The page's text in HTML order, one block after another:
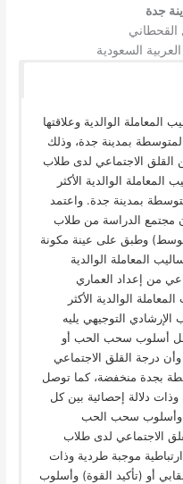
جدة
القحطاني
السعودية
الوالدية وعلاقتها
بمدينة جدة، وذلك
الاجتماعي لدى طلاب
الوالدية الأكثر
بمدينة جدة. واعتمد
مجتمع الدراسة من طلاب
وطبق على عينة مكونة
المعاملة الوالدية
من إعداد العماري
الوالدية الأكثر
التوجيهي يليه
حل أسلوب سحب الحب أو
درجة القلق الاجتماعي
بجدة منخفضة، كما توصل
دلالة إحصائية بين كل
وأسلوب سحب الحب
الاجتماعي لدى طلاب
موجبة طردية وذات
أو (تأكيد القوة) وأسلوب